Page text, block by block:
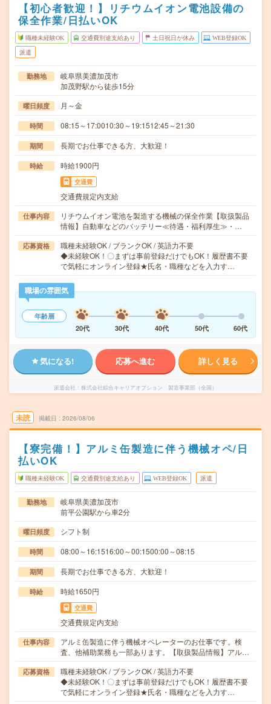
【初心者歓迎！】リチウムイオン電池設備の
保全作業/日払いOK
職種未経験OK 交通費別途支給あり 土日祝日が休み WEB登録OK
派遣
勤務地
岐阜県美濃加茂市
加茂野駅から徒歩15分
曜日頻度 月～金
時間 08:15～17:0010:30～19:1512:45～21:30
期間 長期でお仕事できる方、大歓迎！
時給 時給1900円
交通費
交通費規定内支給
仕事内容
リチウムイオン電池を製造する機械の保全作業【取扱製品
情報】自動車などのバッテリー≪待遇・福利厚生≫・…
応募資格
職種未経験OK / ブランクOK / 英語力不要
◆未経験OK！〇まずは事前登録だけでもOK！履歴書不要
で気軽にオンライン登録★氏名・職種などを入力す…
職場の雰囲気
年齢層
20代
30代 40代 50代 60代
気になる! 応募へ進む 詳しく見る
派遣会社 株式会社綜合キャリアオプション 製造事業部（全国）
未読 掲載日 2026/08/06
【寮完備！】アルミ缶製造に伴う機械オペ/日
払いOK
職種未経験OK 交通費別途支給あり WEB登録OK 派遣
勤務地
岐阜県美濃加茂市
前平公園駅から車2分
曜日頻度 シフト制
時間 08:00～16:1516:00～00:1500:00～08:15
期間 長期でお仕事できる方、大歓迎！
時給 時給1650円
交通費
交通費規定内支給
仕事内容
アルミ缶製造に伴う機械オペレーターのお仕事です。検
査、他補助業務も一部あります。【取扱製品情報】アル…
応募資格
職種未経験OK / ブランクOK / 英語力不要
◆未経験OK！〇まずは事前登録だけでもOK！履歴書不要
で気軽にオンライン登録★氏名・職種などを入力す…